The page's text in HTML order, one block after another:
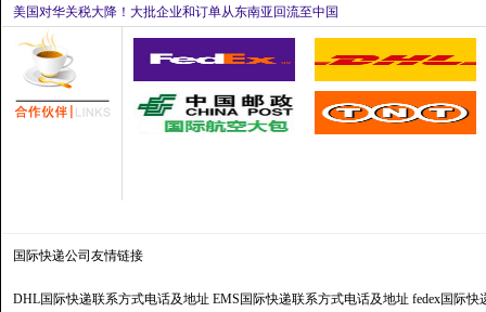
美国对华关税大降！大批企业和订单从东南亚回流至中国
国际快递公司 友情链接
DHL国际快递联系方式电话及地址 EMS国际快递联系方式电话及地址 fedex国际快